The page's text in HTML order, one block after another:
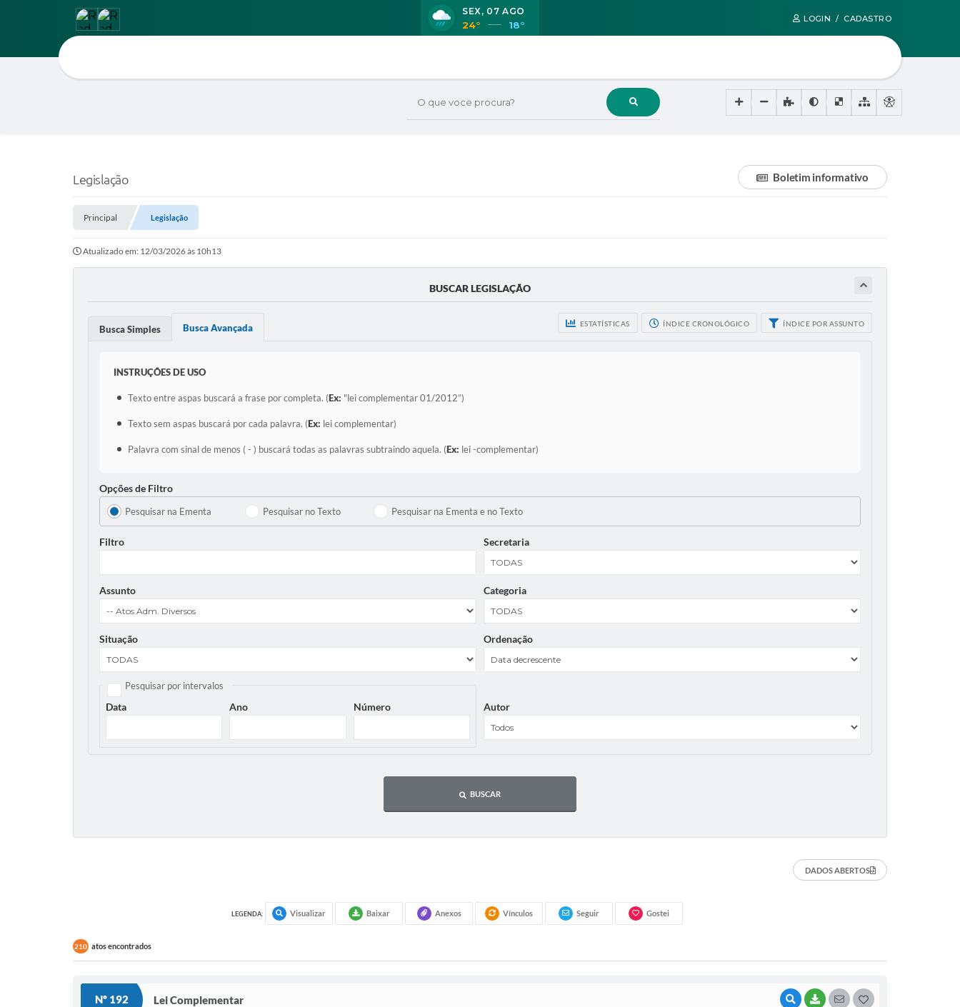
LOGIN / CADASTRO
O que voce procura?
SEX 07 AGO
24° 18°
Legislação Boletim informativo
Principal Legislação
Atualizado em: 12/03/2026 às 10h13
BUSCAR LEGISLAÇÃO
ESTATÍSTICAS ÍNDICE CRONOLÓGICO ÍNDICE POR ASSUNTO
Busca Simples Busca Avançada
INSTRUÇÕES DE USO
Texto entre aspas buscará a frase por completa. (Ex: "lei complementar 01/2012”)
Texto sem aspas buscará por cada palavra. (Ex: lei complementar)
Palavra com sinal de menos ( - ) buscará todas as palavras subtraindo aquela. (Ex: lei -complementar)
Opções de Filtro
Pesquisar na Ementa Pesquisar no Texto Pesquisar na Ementa e no Texto
Filtro Secretaria
Assunto Categoria
Situação Ordenação
Pesquisar por intervalos
Data Ano Número Autor
BUSCAR
DADOS ABERTOS
LEGENDA: Visualizar Baixar Anexos Vínculos Seguir Gostei
210 atos encontrados
Nº 192 Lei Complementar VISUALIZAR
BAIXARSEGUIR